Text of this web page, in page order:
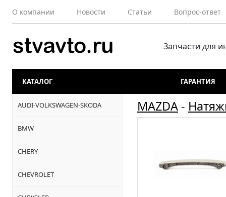
О компании Новости Статьи Вопрос-ответ
Запчасти для
КАТАЛОГ ГАРАНТИЯ
AUDI-VOLKSWAGEN-SKODA
BMW
CHERY
CHEVROLET
MAZDA -